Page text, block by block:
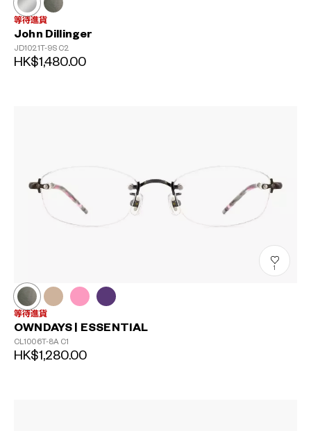
等待進貨
John Dillinger
JD1021T-9S C2
HK$1,480.00
1
等待進貨
OWNDAYS | ESSENTIAL
CL1006T-8A C1
HK$1,280.00